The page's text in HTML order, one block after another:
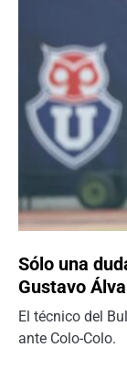
Sólo una
Gustavo
El técnico del
ante Colo-Colo.